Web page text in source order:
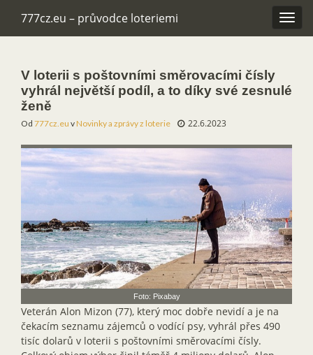
777cz.eu – průvodce loteriemi
V loterii s poštovními směrovacími čísly
vyhrál největší podíl, a to díky své zesnulé
ženě
Od 777cz.eu vNovinky a zprávy z loterie 22.6.2023
Foto: Pixabay
Veterán Alon Mizon (77), který moc dobře nevidí a je na
čekacím seznamu zájemců o vodící psy, vyhrál přes 490
tisíc dolarů v loterii s poštovními směrovacími čísly.